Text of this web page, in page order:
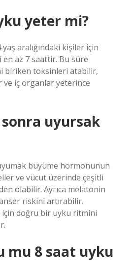
yeter mi?
aralığındaki kişiler için
az 7 saattir. Bu süre
biriken toksinleri atabilir,
iç organlar yeterince
sonra uyursak
büyüme hormonunun
ve vücut üzerinde çeşitli
olabilir. Ayrıca melatonin
riskini artırabilir.
için doğru bir uyku ritmini
mu 8 saat uyku